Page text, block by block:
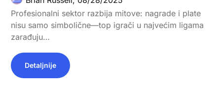
Profesionalni sektor razbija mitove: nagrade i plate
nisu samo simbolične—top igrači u najvećim ligama
zarađuju…
Detaljnije